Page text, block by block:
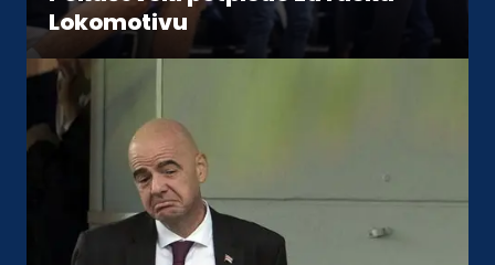
Lokomotivu